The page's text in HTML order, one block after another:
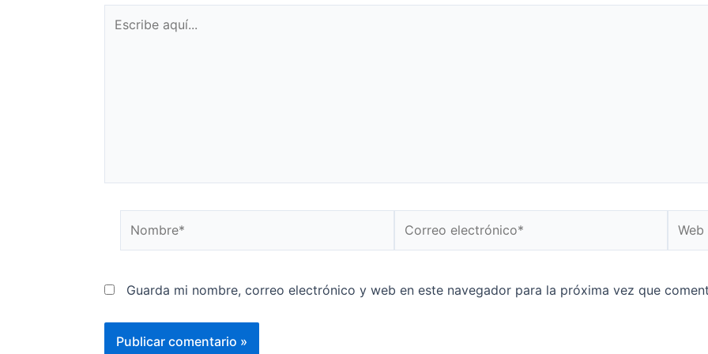
Guarda mi nombre, correo electrónico y web en este navegador para la próxima vez que